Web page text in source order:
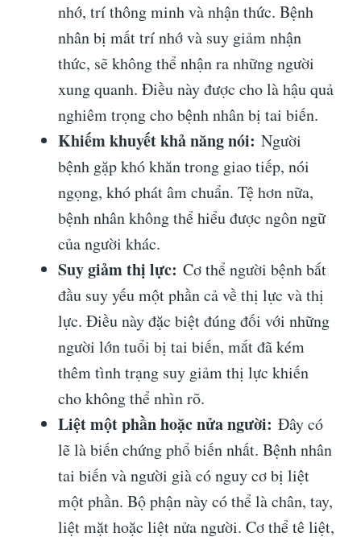
nhớ, trí thông minh và nhận thức. Bệnh
nhân bị mất trí nhớ và suy giảm nhận
thức, sẽ không thể nhận ra những người
xung quanh. Điều này được cho là hậu quả
nghiêm trọng cho bệnh nhân bị tai biến.
Khiếm khuyết khả năng nói: Người
bệnh gặp khó khăn trong giao tiếp, nói
ngọng, khó phát âm chuẩn. Tệ hơn nữa,
bệnh nhân không thể hiểu được ngôn ngữ
của người khác.
Suy giảm thị lực: Cơ thể người bệnh bắt
đầu suy yếu một phần cả về thị lực và thị
lực. Điều này đặc biệt đúng đối với những
người lớn tuổi bị tai biến, mắt đã kém
thêm tình trạng suy giảm thị lực khiến
cho không thể nhìn rõ.
Liệt một phần hoặc nửa người: Đây có
lẽ là biến chứng phổ biến nhất. Bệnh nhân
tai biến và người già có nguy cơ bị liệt
một phần. Bộ phận này có thể là chân, tay,
liệt mặt hoặc liệt nửa người. Cơ thể tê liệt,